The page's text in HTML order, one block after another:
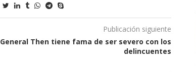
Publicación siguiente
General Then tiene fama de ser severo con los
delincuentes